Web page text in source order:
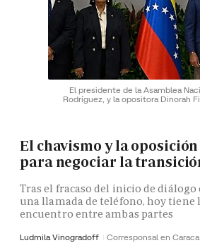
El presidente de la Asamblea
Rodríguez, y la opositora Dinorah
El chavismo y la
para negociar la
Tras el fracaso del inicio de diálogo
una llamada de teléfono, hoy
encuentro entre ambas partes
Ludmila Vinogradoff Corresponsal en Caraca